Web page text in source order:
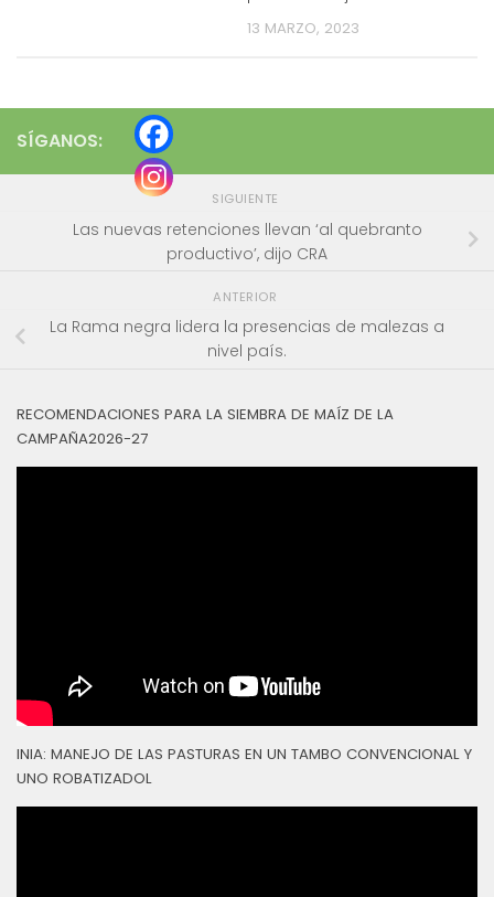
13 MARZO, 2023
SÍGANOS:
SIGUIENTE
Las nuevas retenciones llevan ‘al quebranto
productivo’, dijo CRA
ANTERIOR
La Rama negra lidera la presencias de malezas a
nivel país.
RECOMENDACIONES PARA LA SIEMBRA DE MAÍZ DE LA
CAMPAÑA2026-27
INIA: MANEJO DE LAS PASTURAS EN UN TAMBO CONVENCIONAL Y
UNO ROBATIZADOL